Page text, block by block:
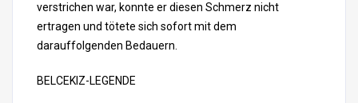
verstrichen war, konnte er diesen Schmerz nicht
ertragen und tötete sich sofort mit dem
darauffolgenden Bedauern.
BELCEKIZ-LEGENDE